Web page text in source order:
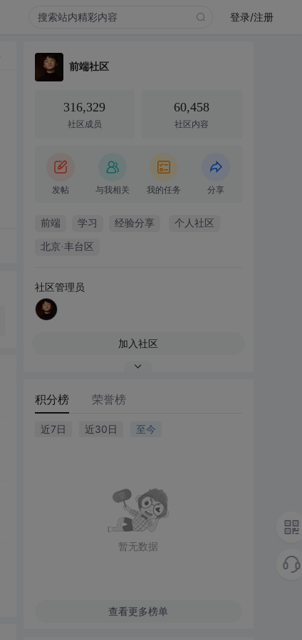
登录/注册
前端社区
316,329
社区成员
60,458
社区内容
发帖 与我相关 我的任务 分享
前端 学习 经验分享 个人社区
北京·丰台区
社区管理员
加入社区
积分榜 荣誉榜
近7日 近30日 至今
暂无数据
查看更多榜单